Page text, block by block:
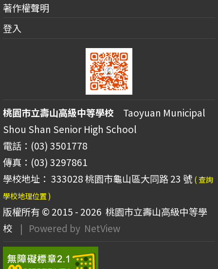
著作權聲明
登入
桃園市立壽山高級中等學校 Taoyuan Municipal
Shou Shan Senior High School
電話：(03) 3501778
傳真：(03) 3297861
學校地址： 333028 桃園市龜山區大同路 23 號 ( 查詢
學校地理位置 )
版權所有 © 2015 - 2026 桃園市立壽山高級中等學
校
| Powered by NetView